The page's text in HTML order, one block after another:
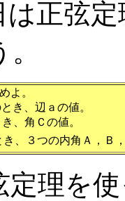
は正弦
よ。
き、辺ａの値。
、角Ｃの値。
き、３つの内角Ａ，Ｂ
定理を